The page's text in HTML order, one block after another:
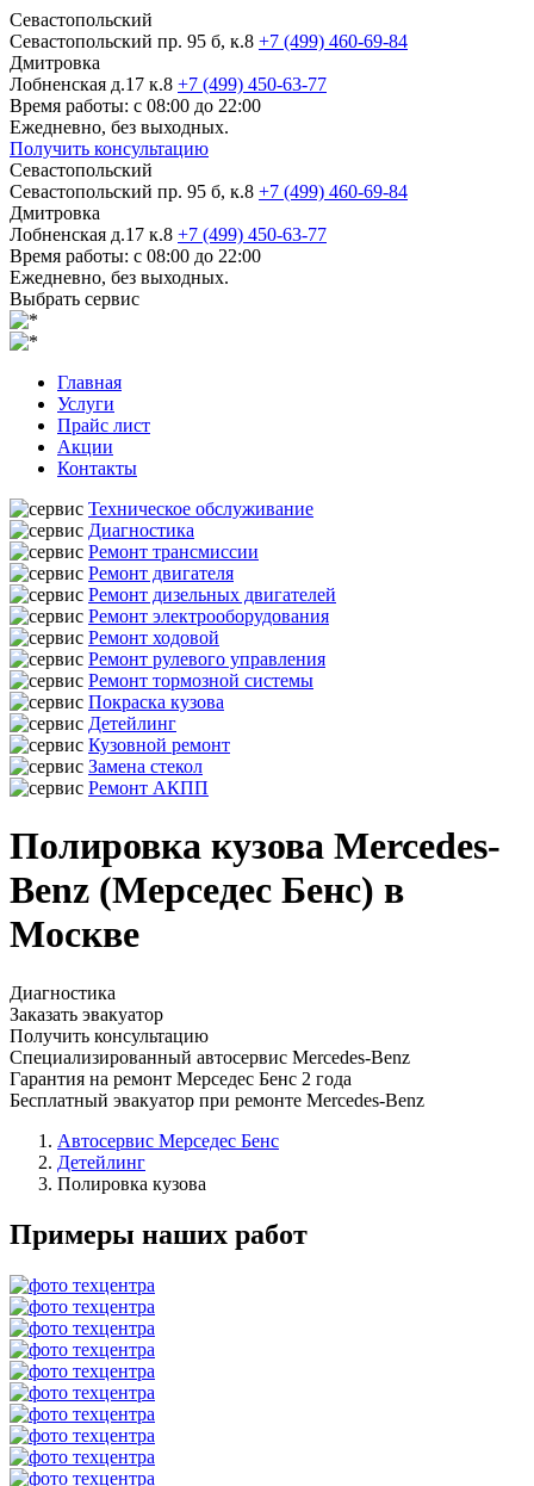
Севастопольский
Севастопольский пр. 95 б, к.8 +7 (499) 460-69-84
Дмитровка
Лобненская д.17 к.8 +7 (499) 450-63-77
Время работы: с 08:00 до 22:00
Ежедневно, без выходных.
Получить консультацию
Севастопольский
Севастопольский пр. 95 б, к.8 +7 (499) 460-69-84
Дмитровка
Лобненская д.17 к.8 +7 (499) 450-63-77
Время работы: с 08:00 до 22:00
Ежедневно, без выходных.
Выбрать сервис
Главная
Услуги
Прайс лист
Акции
Контакты
Техническое обслуживание
Диагностика
Ремонт трансмиссии
Ремонт двигателя
Ремонт дизельных двигателей
Ремонт электрооборудования
Ремонт ходовой
Ремонт рулевого управления
Ремонт тормозной системы
Покраска кузова
Детейлинг
Кузовной ремонт
Замена стекол
Ремонт АКПП
Полировка кузова Mercedes-
Benz (Мерседес Бенс) в
Москве
Диагностика
Заказать эвакуатор
Получить консультацию
Специализированный автосервис Mercedes-Benz
Гарантия на ремонт Мерседес Бенс 2 года
Бесплатный эвакуатор при ремонте Mercedes-Benz
Автосервис Мерседес Бенс
Детейлинг
Полировка кузова
Примеры наших работ